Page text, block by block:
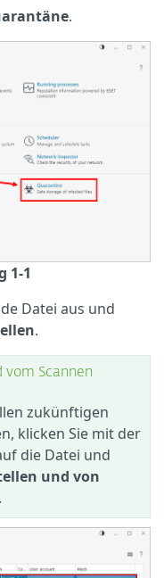
.
1-1
Datei aus und
.
Scannen
zukünftigen
klicken Sie mit der
die Datei und
und von